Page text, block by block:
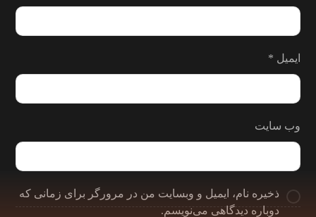
ایمیل *
وب‌ سایت
ذخیره نام، ایمیل و وبسایت من در مرورگر برای زمانی که
دوباره دیدگاهی می‌نویسم.